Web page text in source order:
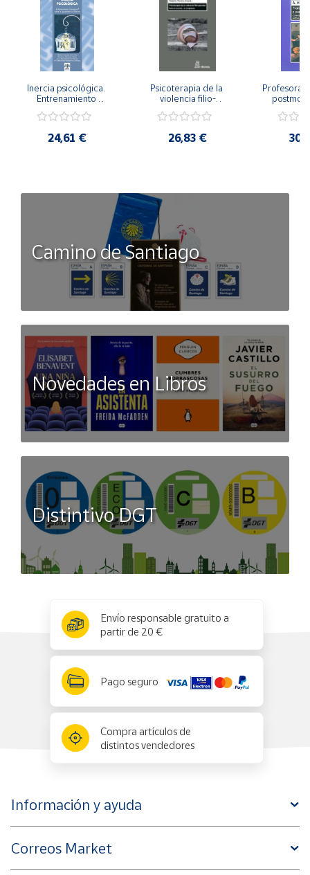
Inercia psicológica.
Entrenamiento
Igualdad de Género.
24,61 €
Psicoterapia de la
violencia filio-
secreto y la
26,83 €
Camino de Santiago
Novedades en Libros
Distintivo DGT
Envío responsable gratuito a
partir de 20 €
Pago seguro
Compra artículos de
distintos vendedores
Información y ayuda
Correos Market